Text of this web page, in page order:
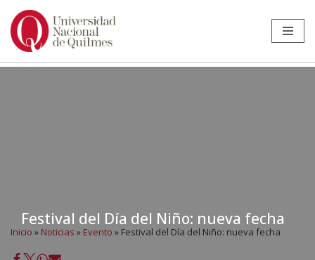
Ir
Festival del Día del Niño: nueva fecha
Inicio » Noticias » Evento » Festival del Día del Niño: nueva fecha